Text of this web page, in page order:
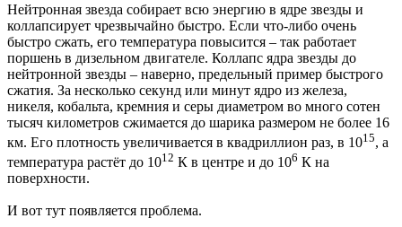
Нейтронная звезда собирает всю энергию в ядре звезды и
коллапсирует чрезвычайно быстро. Если что-либо очень
быстро сжать, его температура повысится – так работает
поршень в дизельном двигателе. Коллапс ядра звезды до
нейтронной звезды – наверно, предельный пример быстрого
сжатия. За несколько секунд или минут ядро из железа,
никеля, кобальта, кремния и серы диаметром во много сотен
тысяч километров сжимается до шарика размером не более 16
км. Его плотность увеличивается в квадриллион раз, в 1015, а
температура растёт до 1012 К в центре и до 106 К на
поверхности.
И вот тут появляется проблема.